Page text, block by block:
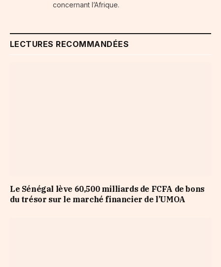
concernant l’Afrique.
LECTURES RECOMMANDÉES
Le Sénégal lève 60,500 milliards de FCFA de bons
du trésor sur le marché financier de l’UMOA